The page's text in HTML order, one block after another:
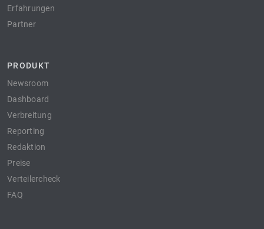
Erfahrungen
Partner
PRODUKT
Newsroom
Dashboard
Verbreitung
Reporting
Redaktion
Preise
Verteilercheck
FAQ